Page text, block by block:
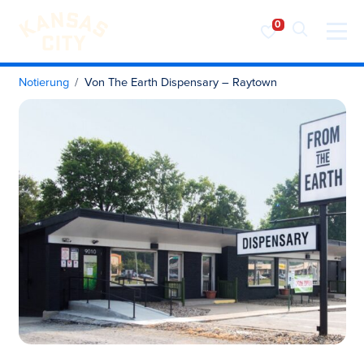
Besuchen Sie KC
Zum Inhalt springen
Notierung Von The Earth Dispensary – Raytown